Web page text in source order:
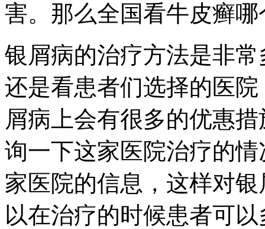
害。那么全国看牛皮癣
银屑病的治疗方法是非
还是看患者们选择的医
屑病上会有很多的优惠
询一下这家医院治疗的
家医院的信息，这样对
以在治疗的时候患者可